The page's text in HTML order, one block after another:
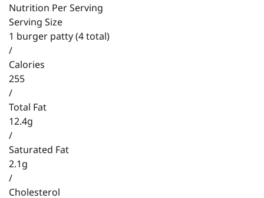
Nutrition Per Serving
Serving Size
1 burger patty (4 total)
/
Calories
255
/
Total Fat
12.4g
/
Saturated Fat
2.1g
/
Cholesterol